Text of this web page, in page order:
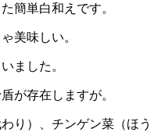
簡単白和えです。
美味しい。
ました。
が存在しますが。
り）、チンゲン菜（ほう